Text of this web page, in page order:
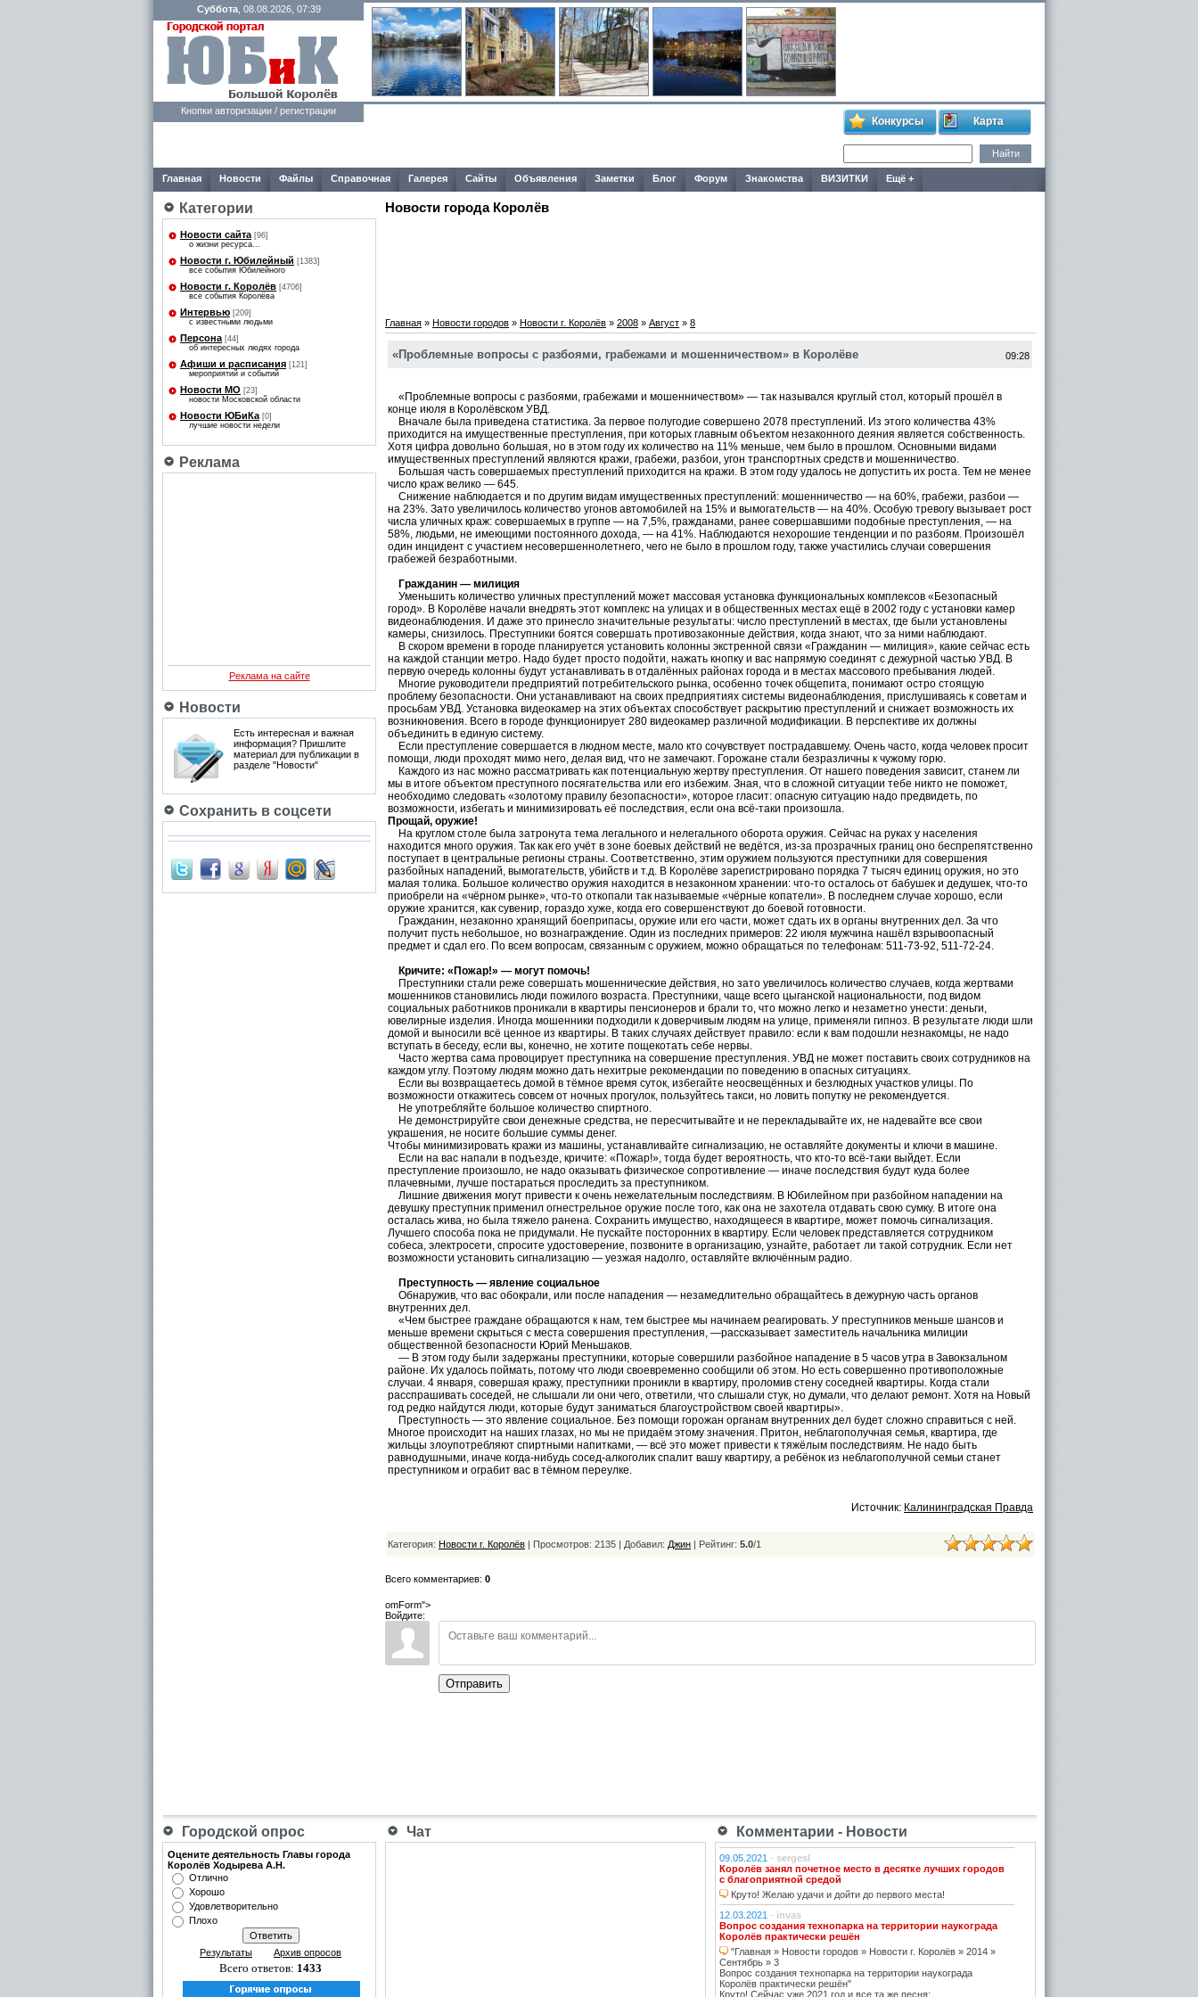
Суббота, 08.08.2026, 07:39
Кнопки авторизации / регистрации
Конкурсы Карта
Главная Новости Файлы Справочная Галерея Сайты Объявления Заметки Блог Форум Знакомства ВИЗИТКИ Ещё +
Категории
Новости сайта [96]
о жизни ресурса...
Новости г. Юбилейный [1383]
все события Юбилейного
Новости г. Королёв [4706]
все события Королёва
Интервью [209]
с известными людьми
Персона [44]
об интересных людях города
Афиши и расписания [121]
мероприятий и событий
Новости МО [23]
новости Московской области
Новости ЮБиКа [0]
лучшие новости недели
Реклама
Реклама на сайте
Новости
Есть интересная и важная
информация? Пришлите
материал для публикации в
разделе "Новости"
Сохранить в соцсети
Новости города Королёв
Главная » Новости городов » Новости г. Королёв » 2008 » Август » 8
«Проблемные вопросы с разбоями, грабежами и мошенничеством» в Королёве 09:28
«Проблемные вопросы с разбоями, грабежами и мошенничеством» — так назывался круглый стол, который прошёл в
конце июля в Королёвском УВД.
Вначале была приведена статистика. За первое полугодие совершено 2078 преступлений. Из этого количества 43%
приходится на имущественные преступления, при которых главным объектом незаконного деяния является собственность.
Хотя цифра довольно большая, но в этом году их количество на 11% меньше, чем было в прошлом. Основными видами
имущественных преступлений являются кражи, грабежи, разбои, угон транспортных средств и мошенничество.
Большая часть совершаемых преступлений приходится на кражи. В этом году удалось не допустить их роста. Тем не менее
число краж велико — 645.
Снижение наблюдается и по другим видам имущественных преступлений: мошенничество — на 60%, грабежи, разбои —
на 23%. Зато увеличилось количество угонов автомобилей на 15% и вымогательств — на 40%. Особую тревогу вызывает рост
числа уличных краж: совершаемых в группе — на 7,5%, гражданами, ранее совершавшими подобные преступления, — на
58%, людьми, не имеющими постоянного дохода, — на 41%. Наблюдаются нехорошие тенденции и по разбоям. Произошёл
один инцидент с участием несовершеннолетнего, чего не было в прошлом году, также участились случаи совершения
грабежей безработными.
Гражданин — милиция
Уменьшить количество уличных преступлений может массовая установка функциональных комплексов «Безопасный
город». В Королёве начали внедрять этот комплекс на улицах и в общественных местах ещё в 2002 году с установки камер
видеонаблюдения. И даже это принесло значительные результаты: число преступлений в местах, где были установлены
камеры, снизилось. Преступники боятся совершать противозаконные действия, когда знают, что за ними наблюдают.
В скором времени в городе планируется установить колонны экстренной связи «Гражданин — милиция», какие сейчас есть
на каждой станции метро. Надо будет просто подойти, нажать кнопку и вас напрямую соединят с дежурной частью УВД. В
первую очередь колонны будут устанавливать в отдалённых районах города и в местах массового пребывания людей.
Многие руководители предприятий потребительского рынка, особенно точек общепита, понимают остро стоящую
проблему безопасности. Они устанавливают на своих предприятиях системы видеонаблюдения, прислушиваясь к советам и
просьбам УВД. Установка видеокамер на этих объектах способствует раскрытию преступлений и снижает возможность их
возникновения. Всего в городе функционирует 280 видеокамер различной модификации. В перспективе их должны
объединить в единую систему.
Если преступление совершается в людном месте, мало кто сочувствует пострадавшему. Очень часто, когда человек просит
помощи, люди проходят мимо него, делая вид, что не замечают. Горожане стали безразличны к чужому горю.
Каждого из нас можно рассматривать как потенциальную жертву преступления. От нашего поведения зависит, станем ли
мы в итоге объектом преступного посягательства или его избежим. Зная, что в сложной ситуации тебе никто не поможет,
необходимо следовать «золотому правилу безопасности», которое гласит: опасную ситуацию надо предвидеть, по
возможности, избегать и минимизировать её последствия, если она всё-таки произошла.
Прощай, оружие!
На круглом столе была затронута тема легального и нелегального оборота оружия. Сейчас на руках у населения
находится много оружия. Так как его учёт в зоне боевых действий не ведётся, из-за прозрачных границ оно беспрепятственно
поступает в центральные регионы страны. Соответственно, этим оружием пользуются преступники для совершения
разбойных нападений, вымогательств, убийств и т.д. В Королёве зарегистрировано порядка 7 тысяч единиц оружия, но это
малая толика. Большое количество оружия находится в незаконном хранении: что-то осталось от бабушек и дедушек, что-то
приобрели на «чёрном рынке», что-то откопали так называемые «чёрные копатели». В последнем случае хорошо, если
оружие хранится, как сувенир, гораздо хуже, когда его совершенствуют до боевой готовности.
Гражданин, незаконно хранящий боеприпасы, оружие или его части, может сдать их в органы внутренних дел. За что
получит пусть небольшое, но вознаграждение. Один из последних примеров: 22 июля мужчина нашёл взрывоопасный
предмет и сдал его. По всем вопросам, связанным с оружием, можно обращаться по телефонам: 511-73-92, 511-72-24.
Кричите: «Пожар!» — могут помочь!
Преступники стали реже совершать мошеннические действия, но зато увеличилось количество случаев, когда жертвами
мошенников становились люди пожилого возраста. Преступники, чаще всего цыганской национальности, под видом
социальных работников проникали в квартиры пенсионеров и брали то, что можно легко и незаметно унести: деньги,
ювелирные изделия. Иногда мошенники подходили к доверчивым людям на улице, применяли гипноз. В результате люди шли
домой и выносили всё ценное из квартиры. В таких случаях действует правило: если к вам подошли незнакомцы, не надо
вступать в беседу, если вы, конечно, не хотите пощекотать себе нервы.
Часто жертва сама провоцирует преступника на совершение преступления. УВД не может поставить своих сотрудников на
каждом углу. Поэтому людям можно дать нехитрые рекомендации по поведению в опасных ситуациях.
Если вы возвращаетесь домой в тёмное время суток, избегайте неосвещённых и безлюдных участков улицы. По
возможности откажитесь совсем от ночных прогулок, пользуйтесь такси, но ловить попутку не рекомендуется.
Не употребляйте большое количество спиртного.
Не демонстрируйте свои денежные средства, не пересчитывайте и не перекладывайте их, не надевайте все свои
украшения, не носите большие суммы денег.
Чтобы минимизировать кражи из машины, устанавливайте сигнализацию, не оставляйте документы и ключи в машине.
Если на вас напали в подъезде, кричите: «Пожар!», тогда будет вероятность, что кто-то всё-таки выйдет. Если
преступление произошло, не надо оказывать физическое сопротивление — иначе последствия будут куда более
плачевными, лучше постараться проследить за преступником.
Лишние движения могут привести к очень нежелательным последствиям. В Юбилейном при разбойном нападении на
девушку преступник применил огнестрельное оружие после того, как она не захотела отдавать свою сумку. В итоге она
осталась жива, но была тяжело ранена. Сохранить имущество, находящееся в квартире, может помочь сигнализация.
Лучшего способа пока не придумали. Не пускайте посторонних в квартиру. Если человек представляется сотрудником
собеса, электросети, спросите удостоверение, позвоните в организацию, узнайте, работает ли такой сотрудник. Если нет
возможности установить сигнализацию — уезжая надолго, оставляйте включённым радио.
Преступность — явление социальное
Обнаружив, что вас обокрали, или после нападения — незамедлительно обращайтесь в дежурную часть органов
внутренних дел.
«Чем быстрее граждане обращаются к нам, тем быстрее мы начинаем реагировать. У преступников меньше шансов и
меньше времени скрыться с места совершения преступления, —рассказывает заместитель начальника милиции
общественной безопасности Юрий Меньшаков.
— В этом году были задержаны преступники, которые совершили разбойное нападение в 5 часов утра в Завокзальном
районе. Их удалось поймать, потому что люди своевременно сообщили об этом. Но есть совершенно противоположные
случаи. 4 января, совершая кражу, преступники проникли в квартиру, проломив стену соседней квартиры. Когда стали
расспрашивать соседей, не слышали ли они чего, ответили, что слышали стук, но думали, что делают ремонт. Хотя на Новый
год редко найдутся люди, которые будут заниматься благоустройством своей квартиры».
Преступность — это явление социальное. Без помощи горожан органам внутренних дел будет сложно справиться с ней.
Многое происходит на наших глазах, но мы не придаём этому значения. Притон, неблагополучная семья, квартира, где
жильцы злоупотребляют спиртными напитками, — всё это может привести к тяжёлым последствиям. Не надо быть
равнодушными, иначе когда-нибудь сосед-алкоголик спалит вашу квартиру, а ребёнок из неблагополучной семьи станет
преступником и ограбит вас в тёмном переулке.
Источник: Калининградская Правда
Категория: Новости г. Королёв | Просмотров: 2135 | Добавил: Джин | Рейтинг: 5.0/1
Всего комментариев: 0
omForm">
Войдите:
Отправить
Городской опрос Чат Комментарии - Новости
Оцените деятельность Главы города
Королёв Ходырева А.Н.
Отлично
Хорошо
Удовлетворительно
Плохо
Результаты Архив опросов
Всего ответов: 1433
09.05.2021 - sergesl
Королёв занял почетное место в десятке лучших городов
с благоприятной средой
Круто! Желаю удачи и дойти до первого места!
12.03.2021 - invas
Вопрос создания технопарка на территории наукограда
Королёв практически решён
"Главная » Новости городов » Новости г. Королёв » 2014 »
Сентябрь » 3
Вопрос создания технопарка на территории наукограда
Королёв практически решён"
Круто! Сейчас уже 2021 год и все та же песня: